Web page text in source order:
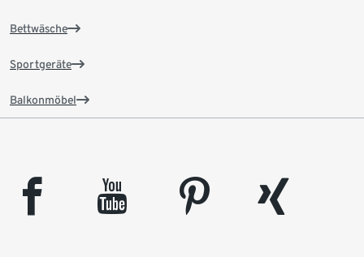
Bettwäsche
Sportgeräte
Balkonmöbel
facebook youtube pinterest
xing